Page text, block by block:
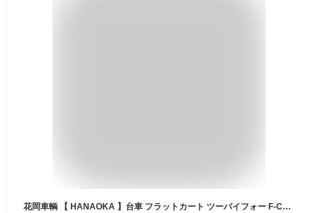
花岡車輌 【 HANAOKA 】台車 フラットカート ツーバイフォー F-CART 2x4 BLACK ブラック 黒 耐荷重70kg～120kg【2輪キャリー 4輪キャリー 折りたたみ 荷台 ワゴン キャリーカート アウトドア】 【あす楽対応】【メール便不可】[自社]